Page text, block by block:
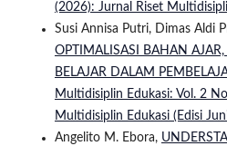
(2026): Jurnal Riset
Susi Annisa Putri, Dimas Aldi
OPTIMALISASI BAHAN
BELAJAR DALAM
Multidisiplin Edukasi: Vol. 2
Multidisiplin Edukasi (Edisi
Angelito M. Ebora,